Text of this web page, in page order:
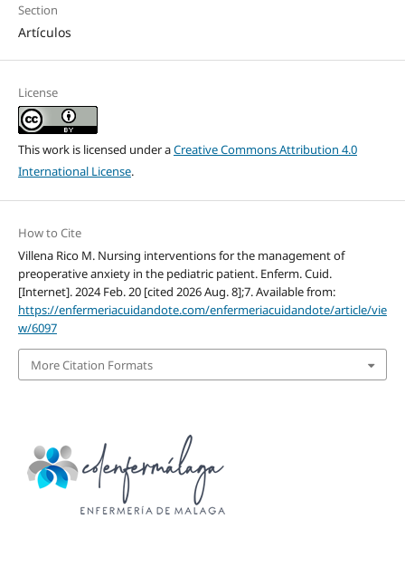
Section
Artículos
License
This work is licensed under aCreative Commons Attribution 4.0
International License.
How to Cite
Villena Rico M. Nursing interventions for the management of
preoperative anxiety in the pediatric patient. Enferm. Cuid.
[Internet]. 2024 Feb. 20 [cited 2026 Aug. 8];7. Available from:
https://enfermeriacuidandote.com/enfermeriacuidandote/article/vie
w/6097
More Citation Formats